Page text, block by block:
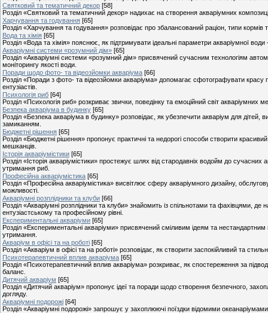
Святковий та тематичний декор [58]
Розділ «Святковий та тематичний декор» надихає на створення акваріумних
Харчування та годування [65]
Розділ «Харчування та годування» розповідає про збалансований раціон, типи
Вода та хімія [65]
Розділ «Вода та хімія» пояснює, як підтримувати ідеальні параметри акваріумної
Акваріумні системи «розумний дім» [65]
Розділ «Акваріумні системи «розумний дім» присвячений сучасним технологіям
моніторингу якості води.
Поради щодо фото- та відеозйомки акваріума [66]
Розділ «Поради з фото- та відеозйомки акваріума» допомагає сфотографувати красу
ентузіастів.
Психологія риб [64]
Розділ «Психологія риб» розкриває звички, поведінку та емоційний світ акваріумних
Безпека акваріума в будинку [65]
Розділ «Безпека акваріума в будинку» розповідає, як убезпечити акваріум для дітей,
замиканням.
Бюджетні рішення [65]
Розділ «Бюджетні рішення» пропонує практичні та недорогі способи створити
мешканців.
Історія акваріумістики [65]
Розділ «Історія акваріумістики» простежує шлях від стародавніх водойм до
утримання риб.
Професійна акваріумістика [65]
Розділ «Професійна акваріумістика» висвітлює сферу акваріумного дизайну,
можливості.
Акваріумні розплідники та клуби [66]
Розділ «Акваріумні розплідники та клуби» знайомить із спільнотами та фахівцями,
ентузіастському та професійному рівні.
Експериментальні акваріуми [65]
Розділ «Експериментальні акваріуми» присвячений сміливим ідеям та
утримання.
Акваріум в офісі та на роботі [65]
Розділ «Акваріум в офісі та на роботі» розповідає, як створити заспокійливий та
Психотерапевтичний вплив акваріума [65]
Розділ «Психотерапевтичний вплив акваріума» розкриває, як спостереження за
баланс.
Дитячий акваріум [65]
Розділ «Дитячий акваріум» пропонує ідеї та поради щодо створення безпечного,
догляду.
Акваріумні подорожі [64]
Розділ «Акваріумні подорожі» запрошує у захоплюючі поїздки відомими